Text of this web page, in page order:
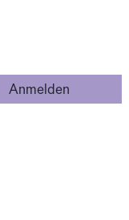
Anmelden